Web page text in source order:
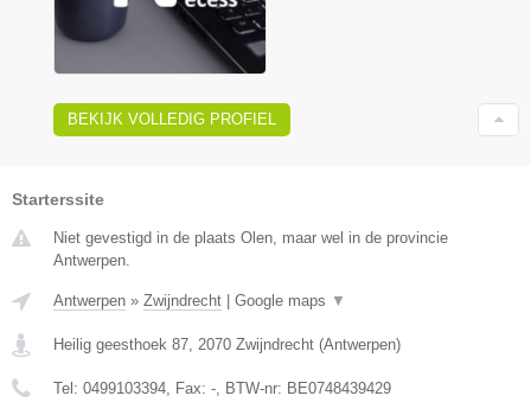
BEKIJK VOLLEDIG PROFIEL
Starterssite
Niet gevestigd in de plaats Olen, maar wel in de provincie
Antwerpen.
Antwerpen » Zwijndrecht Google maps ▼
Heilig geesthoek 87 2070 Zwijndrecht (Antwerpen)
Tel: 0499103394 , Fax: - , BTW-nr: BE0748439429